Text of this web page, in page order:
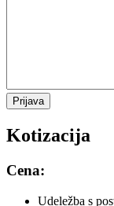
Kotizacija
Cena:
Udeležba s